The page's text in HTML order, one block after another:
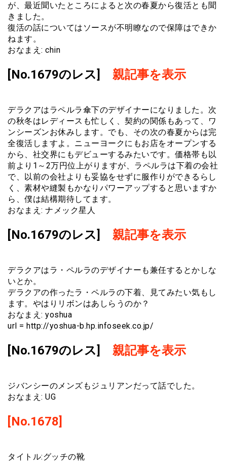
が、最近聞いたところによると次の春夏から復活とも聞
きました。
復活の話についてはソースが不明瞭なので保障はできか
ねます。
おなまえ: chin
[No.1679のレス] 親記事を表示
デラクアはラペルラ傘下のデザイナーになりました。次
の秋冬はレディースも忙しく、契約の関係もあって、ワ
ンシーズンお休みします。でも、その次の春夏からは完
全復活しますよ。ニューヨークにもお店をオープンする
から、社交界にもデビューするみたいです。価格帯も以
前より1～2万円位上がりますが、ラペルラは下着の会社
で、以前の会社よりも妥協をせずに服作りができるらし
く、素材や縫製もかなりパワーアップすると思いますか
ら、僕は結構期待してます。
おなまえ: ナメック星人
[No.1679のレス] 親記事を表示
デラクアはラ・ペルラのデザイナーも兼任するとかしな
いとか。
デラクアの作ったラ・ペルラの下着、見てみたい気もし
ます。やはりリボンはあしらうのか？
おなまえ: yoshua
url = http://yoshua-b.hp.infoseek.co.jp/
[No.1679のレス] 親記事を表示
ジバンシーのメンズもジュリアンだって話でした。
おなまえ: UG
[No.1678]
タイトル:グッチの靴